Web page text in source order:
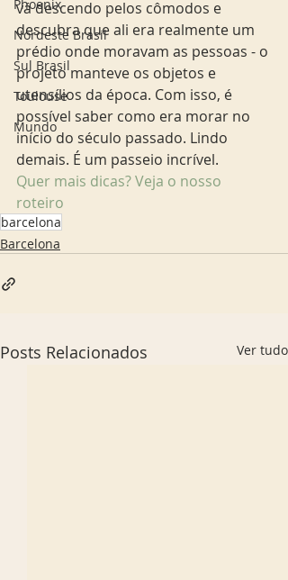
Phoenix
Nordeste Brasil
Sul Brasil
Toulouse
Mundo
vá descendo pelos cômodos e
descubra que ali era realmente um
prédio onde moravam as pessoas - o
projeto manteve os objetos e
utensílios da época. Com isso, é
possível saber como era morar no
início do século passado. Lindo
demais. É um passeio incrível.
Quer mais dicas? Veja o nosso
roteiro
barcelona
Barcelona
Posts Relacionados Ver tudo